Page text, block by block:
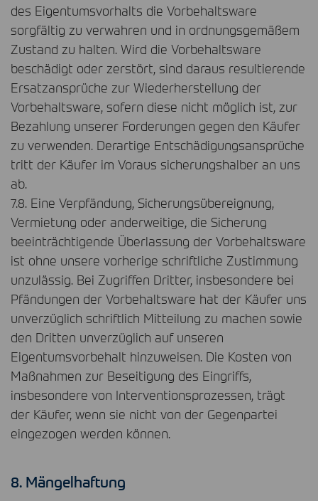
des Eigentumsvorhalts die Vorbehaltsware
sorgfältig zu verwahren und in ordnungsgemäßem
Zustand zu halten. Wird die Vorbehaltsware
beschädigt oder zerstört, sind daraus resultierende
Ersatzansprüche zur Wiederherstellung der
Vorbehaltsware, sofern diese nicht möglich ist, zur
Bezahlung unserer Forderungen gegen den Käufer
zu verwenden. Derartige Entschädigungsansprüche
tritt der Käufer im Voraus sicherungshalber an uns
ab.
7.8. Eine Verpfändung, Sicherungsübereignung,
Vermietung oder anderweitige, die Sicherung
beeinträchtigende Überlassung der Vorbehaltsware
ist ohne unsere vorherige schriftliche Zustimmung
unzulässig. Bei Zugriffen Dritter, insbesondere bei
Pfändungen der Vorbehaltsware hat der Käufer uns
unverzüglich schriftlich Mitteilung zu machen sowie
den Dritten unverzüglich auf unseren
Eigentumsvorbehalt hinzuweisen. Die Kosten von
Maßnahmen zur Beseitigung des Eingriffs,
insbesondere von Interventionsprozessen, trägt
der Käufer, wenn sie nicht von der Gegenpartei
eingezogen werden können.
8. Mängelhaftung